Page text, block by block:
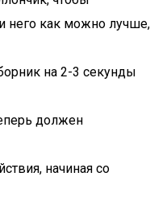
него как можно лучше,
на 2-3 секунды
должен
начиная со